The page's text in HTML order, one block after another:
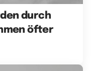
durch
öfter